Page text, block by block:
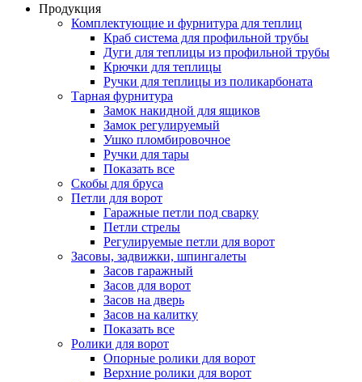
Продукция
Комплектующие и фурнитура для теплиц
Краб система для профильной трубы
Дуги для теплицы из профильной трубы
Крючки для теплицы
Ручки для теплицы из поликарбоната
Тарная фурнитура
Замок накидной для ящиков
Замок регулируемый
Ушко пломбировочное
Ручки для тары
Показать все
Скобы для бруса
Петли для ворот
Гаражные петли под сварку
Петли стрелы
Регулируемые петли для ворот
Засовы, задвижки, шпингалеты
Засов гаражный
Засов для ворот
Засов на дверь
Засов на калитку
Показать все
Ролики для ворот
Опорные ролики для ворот
Верхние ролики для ворот